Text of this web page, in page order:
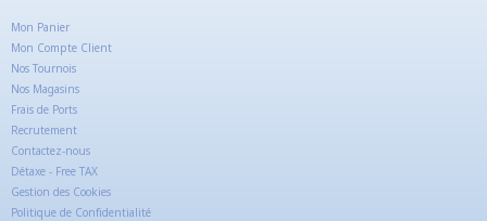
Mon Panier
Mon Compte Client
Nos Tournois
Nos Magasins
Frais de Ports
Recrutement
Contactez-nous
Détaxe - Free TAX
Gestion des Cookies
Politique de Confidentialité